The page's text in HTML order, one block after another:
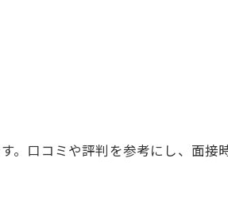
事士必見の求人法
キャリアアップ術
工事求人選定法
理を目指す近道
。口コミや評判を参考にし、面接